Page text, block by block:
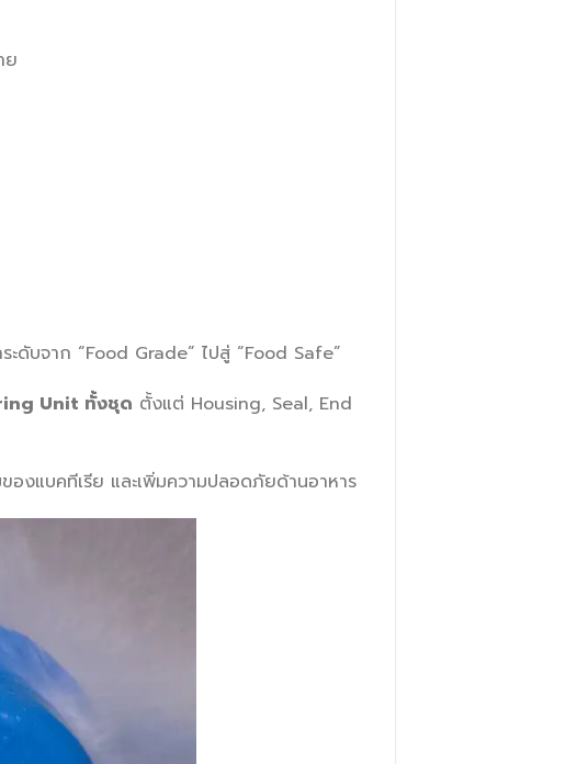
ย
ดับจาก “Food Grade” ไปสู่ “Food Safe”
Unit ทั้งชุด ตั้งแต่ Housing, Seal, End
งแบคทีเรีย และเพิ่มความปลอดภัยด้านอาหาร